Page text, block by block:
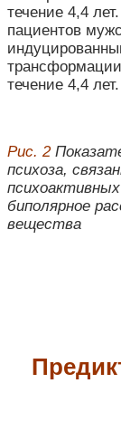
течение 4,4
пациентов
течение 4,4 лет.
Рис. 2
психоза,
биполярное
вещества